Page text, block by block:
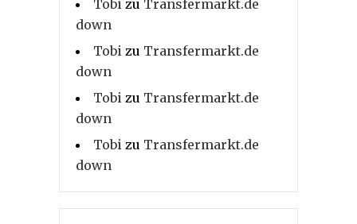
Tobi zu Transfermarkt.de
down
Tobi zu Transfermarkt.de
down
Tobi zu Transfermarkt.de
down
Tobi zu Transfermarkt.de
down